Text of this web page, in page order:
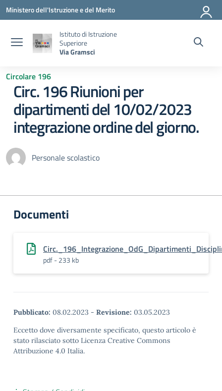
Vai ai contenuti
Vai al menu di navigazione
Vai al footer
Ministero dell'Istruzione e del Merito
Istituto di Istruzione
Superiore
Via Gramsci
Circolare 196
Circ. 196 Riunioni per
dipartimenti del 10/02/2023
integrazione ordine del giorno.
Personale scolastico
Documenti
pdf - 233 kb
Pubblicato: 08.02.2023 - Revisione: 03.05.2023
Eccetto dove diversamente specificato, questo articolo è
stato rilasciato sotto Licenza Creative Commons
Attribuzione 4.0 Italia.